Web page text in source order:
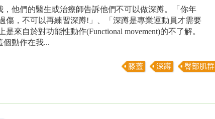
他們的醫生或治療師告訴他們不可以做深蹲。「你年
傷，不可以再練習深蹲!」、「深蹲是專業運動員才需要
來自於對功能性動作(Functional movement)的不了解。
個動作在我...
膝蓋 深蹲 臀部肌群